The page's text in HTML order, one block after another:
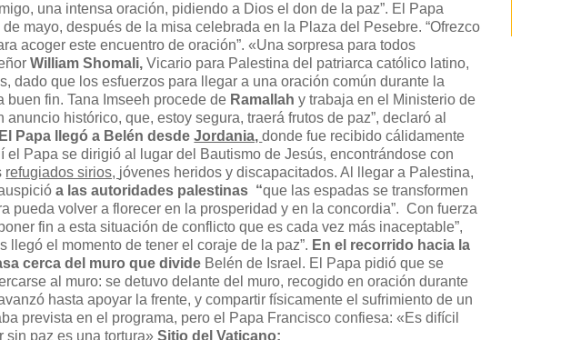
una intensa oración, pidiendo a Dios el don de la paz”. El Papa
mayo, después de la misa celebrada en la Plaza del Pesebre. “Ofrezco
acoger este encuentro de oración”. «Una sorpresa para todos
William Shomali,Vicario para Palestina del patriarca católico latino,
dado que los esfuerzos para llegar a una oración común durante la
buen fin. Tana Imseeh procede de Ramallahy trabaja en el Ministerio de
anuncio histórico, que, estoy segura, traerá frutos de paz”, declaró al
El Papa llegó a Belén desdeJordania,donde fue recibido cálidamente
el Papa se dirigió al lugar del Bautismo de Jesús, encontrándose con
refugiados sirios, jóvenes heridos y discapacitados. Al llegar a Palestina,
a las autoridades palestinas “que las espadas se transformen
pueda volver a florecer en la prosperidad y en la concordia”. Con fuerza
fin a esta situación de conflicto que es cada vez más inaceptable”,
llegó el momento de tener el coraje de la paz”. En el recorrido hacia la
cerca del muro que divide Belén de Israel. El Papa pidió que se
al muro: se detuvo delante del muro, recogido en oración durante
hasta apoyar la frente, y compartir físicamente el sufrimiento de un
prevista en el programa, pero el Papa Francisco confiesa: «Es difícil
sin paz es una tortura»Sitio del Vaticano: